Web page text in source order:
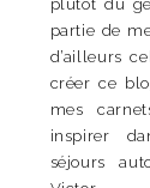
plutôt du
partie de
d’ailleurs
créer ce
mes
inspirer
séjours